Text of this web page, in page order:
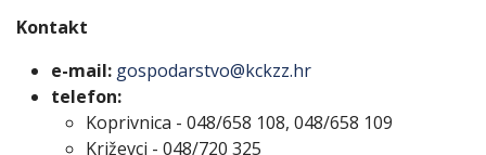
Kontakt
e-mail: gospodarstvo@kckzz.hr
telefon:
Koprivnica - 048/658 108, 048/658 109
Križevci - 048/720 325